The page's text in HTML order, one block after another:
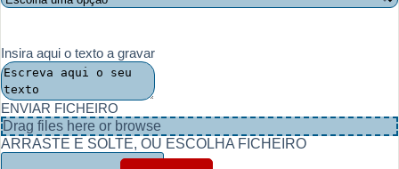
Insira aqui o texto a gravar
ENVIAR FICHEIRO
Drag files here or browse
ARRASTE E SOLTE, OU ESCOLHA FICHEIRO
Quantidade